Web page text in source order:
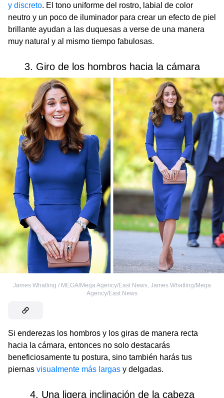
y discreto. El tono uniforme del rostro, labial de color
neutro y un poco de iluminador para crear un efecto de piel
brillante ayudan a las duquesas a verse de una manera
muy natural y al mismo tiempo fabulosas.
3. Giro de los hombros hacia la cámara
James Whatling / MEGA/Mega Agency/East News, James Whatling/Mega
Agency/East News
Si enderezas los hombros y los giras de manera recta
hacia la cámara, entonces no solo destacarás
beneficiosamente tu postura, sino también harás tus
piernas visualmente más largas y delgadas.
4. Una ligera inclinación de la cabeza